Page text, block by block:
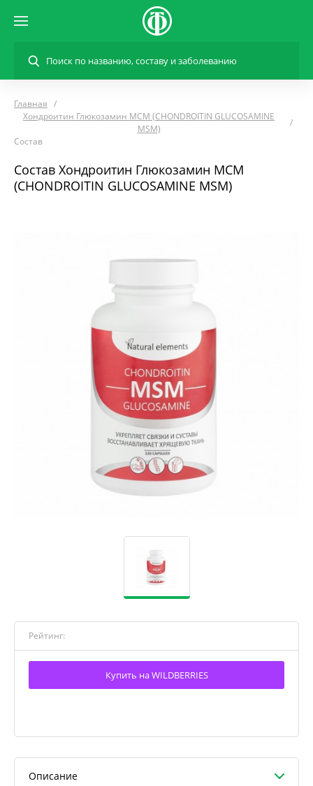
Главная
Хондроитин Глюкозамин МСМ (CHONDROITIN GLUCOSAMINE
MSM)
Состав
Состав Хондроитин Глюкозамин МСМ
(CHONDROITIN GLUCOSAMINE MSM)
Рейтинг:
Купить на WILDBERRIES
Описание